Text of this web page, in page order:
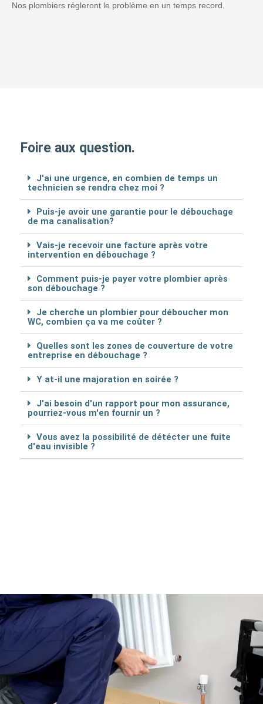
Nos plombiers régleront le problème en un temps record.
Foire aux question.
J'ai une urgence, en combien de temps un
technicien se rendra chez moi ?
Puis-je avoir une garantie pour le débouchage
de ma canalisation?
Vais-je recevoir une facture après votre
intervention en débouchage ?
Comment puis-je payer votre plombier après
son débouchage ?
Je cherche un plombier pour déboucher mon
WC, combien ça va me coûter ?
Quelles sont les zones de couverture de votre
entreprise en débouchage ?
Y at-il une majoration en soirée ?
J'ai besoin d'un rapport pour mon assurance,
pourriez-vous m'en fournir un ?
Vous avez la possibilité de détécter une fuite
d'eau invisible ?